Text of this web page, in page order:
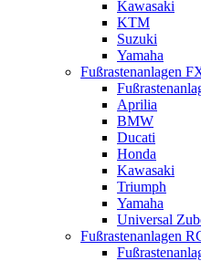
Kawasaki
KTM
Suzuki
Yamaha
Fußrastenanlagen
Aprilia
BMW
Ducati
Honda
Kawasaki
Triumph
Yamaha
Universal
Fußrastenanlagen